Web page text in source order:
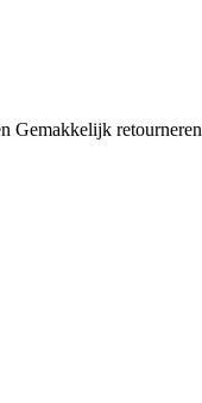
Gemakkelijk retourneren